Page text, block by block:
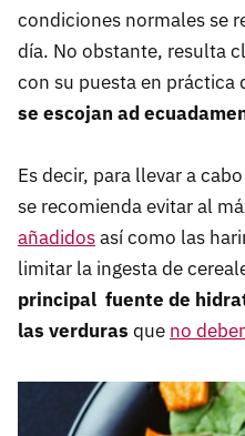
condiciones normales se
día. No obstante, resulta
con su puesta en práctica
se escojan ad
Es decir, para llevar a
se recomienda evitar al
añadidosasí como las
limitar la ingesta de
principal fuente de
las verduras que no